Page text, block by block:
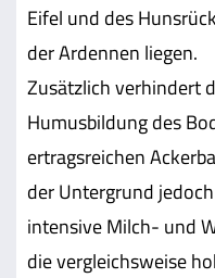
Eifel und des
der Ardennen liegen.
Zusätzlich verhindert
Humusbildung des
ertragsreichen
der Untergrund
intensive Milch- und
die vergleichsweise